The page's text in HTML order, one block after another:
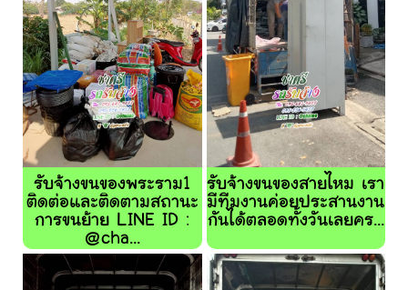
รับจ้างขนของพระราม1
ติดต่อและติดตามสถานะ
การขนย้าย LINE ID :
@cha...
รับจ้างขนของสายไหม เรา
มีทีมงานค่อยประสานงาน
กันได้ตลอดทั้งวันเลยคร...